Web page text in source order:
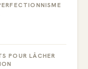
POUR LÂCHER